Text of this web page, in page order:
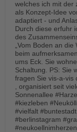
welches ich mit der
als Konzept-Idee
adaptiert - und
Durch diese erfuhr
des
„Vom Boden an die
beim
ums Eck. Sie
Schaltung. PS: Sie
fragen Sie vis-a-vis
, organisiert seit
Sonnenallee
#kiezleben
#vielfalt
#berlinstagram